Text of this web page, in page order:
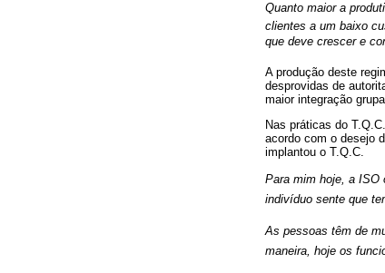
Quanto maior a
clientes a um baixo
que deve crescer e
A produção deste
desprovidas de
maior integração
Nas práticas do
acordo com o desejo
implantou o T.Q.C.
Para mim hoje, a
indivíduo sente que
As pessoas têm de
maneira, hoje os